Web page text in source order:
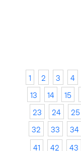
1 2 3 4
13
14 15
23
24 25
32
33 34
41
42 43